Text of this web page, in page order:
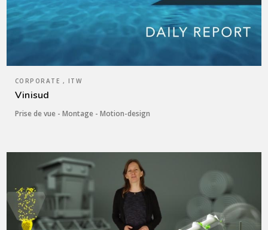
CORPORATE , ITW
Vinisud
Prise de vue - Montage - Motion-design